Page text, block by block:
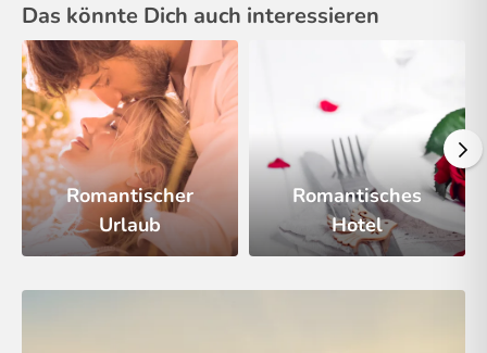
Das könnte Dich auch interessieren
Romantischer
Urlaub
Romantisches
Hotel